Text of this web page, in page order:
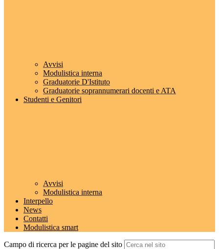
Avvisi
Modulistica interna
Graduatorie D'Istituto
Graduatorie soprannumerari docenti e ATA
Studenti e Genitori
Avvisi
Modulistica interna
Interpello
News
Contatti
Modulistica smart
Campo di ricerca per le pagine del sito